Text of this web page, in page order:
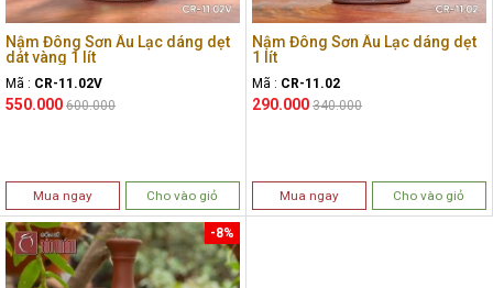
Nậm Đông Sơn Âu Lạc dáng dẹt
dát vàng 1 lít
Mã : CR-11.02V
550.000 600.000
Mua ngay Cho vào giỏ
Nậm Đông Sơn Âu Lạc dáng dẹt
1 lít
Mã : CR-11.02
290.000 340.000
Mua ngay Cho vào giỏ
-8%